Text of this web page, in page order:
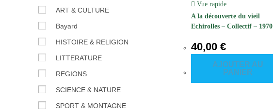
ART & CULTURE
Bayard
HISTOIRE & RELIGION
LITTERATURE
REGIONS
SCIENCE & NATURE
SPORT & MONTAGNE
Vue rapide
A la découverte du vieil
Echirolles – Collectif – 1970
40,00€
AJOUTER AU
PANIER